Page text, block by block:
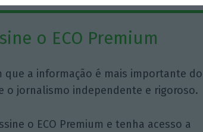
o ECO Premium
que a informação é mais importante do
o jornalismo independente e rigoroso.
o ECO Premium e tenha acesso a